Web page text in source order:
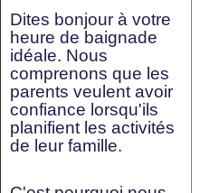
Dites bonjour à votre
heure de baignade
idéale. Nous
comprenons que les
parents veulent avoir
confiance lorsqu'ils
planifient les activités
de leur famille.